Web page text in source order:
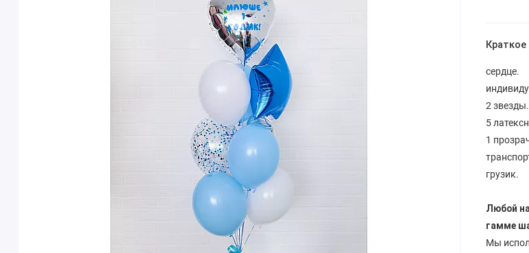
сердце.
2 звезды.
5
1
грузик.
Любой
гамме
Мы